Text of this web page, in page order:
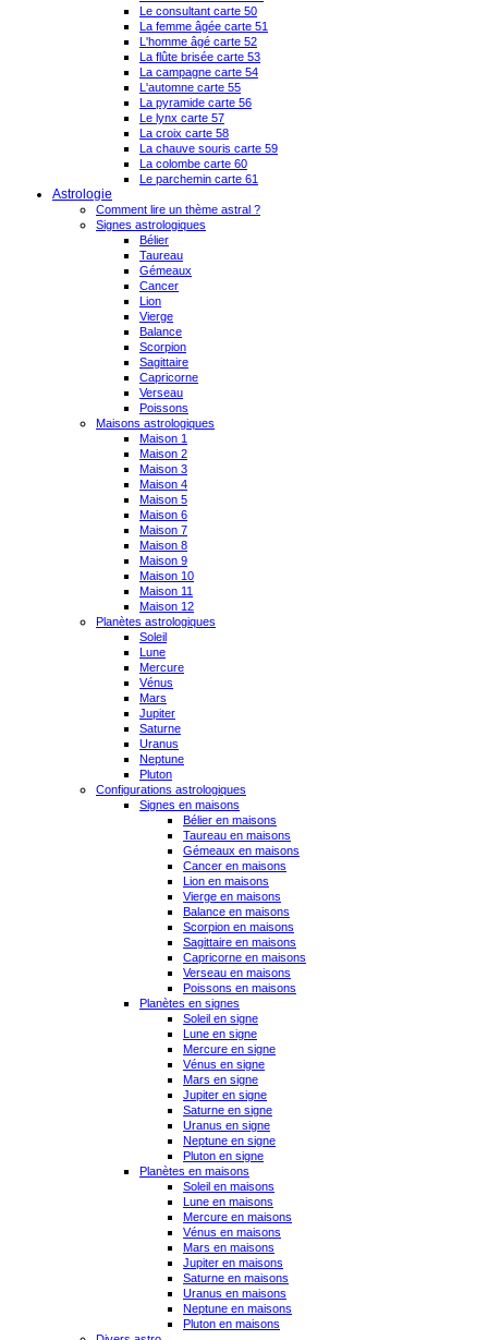
Le consultant carte 50
La femme âgée carte 51
L'homme âgé carte 52
La flûte brisée carte 53
La campagne carte 54
L'automne carte 55
La pyramide carte 56
Le lynx carte 57
La croix carte 58
La chauve souris carte 59
La colombe carte 60
Le parchemin carte 61
Astrologie
Comment lire un thème astral ?
Signes astrologiques
Bélier
Taureau
Gémeaux
Cancer
Lion
Vierge
Balance
Scorpion
Sagittaire
Capricorne
Verseau
Poissons
Maisons astrologiques
Maison 1
Maison 2
Maison 3
Maison 4
Maison 5
Maison 6
Maison 7
Maison 8
Maison 9
Maison 10
Maison 11
Maison 12
Planètes astrologiques
Soleil
Lune
Mercure
Vénus
Mars
Jupiter
Saturne
Uranus
Neptune
Pluton
Configurations astrologiques
Signes en maisons
Bélier en maisons
Taureau en maisons
Gémeaux en maisons
Cancer en maisons
Lion en maisons
Vierge en maisons
Balance en maisons
Scorpion en maisons
Sagittaire en maisons
Capricorne en maisons
Verseau en maisons
Poissons en maisons
Planètes en signes
Soleil en signe
Lune en signe
Mercure en signe
Vénus en signe
Mars en signe
Jupiter en signe
Saturne en signe
Uranus en signe
Neptune en signe
Pluton en signe
Planètes en maisons
Soleil en maisons
Lune en maisons
Mercure en maisons
Vénus en maisons
Mars en maisons
Jupiter en maisons
Saturne en maisons
Uranus en maisons
Neptune en maisons
Pluton en maisons